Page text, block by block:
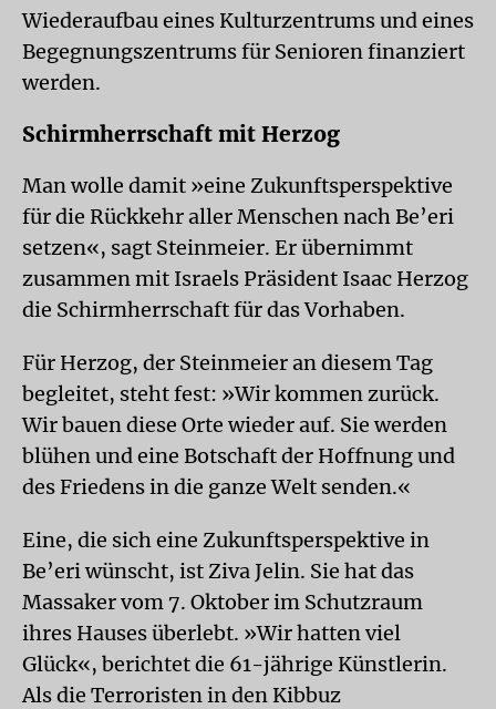
Wiederaufbau eines Kulturzentrums und eines
Begegnungszentrums für Senioren finanziert
werden.
Schirmherrschaft mit Herzog
Man wolle damit »eine Zukunftsperspektive
für die Rückkehr aller Menschen nach Be’eri
setzen«, sagt Steinmeier. Er übernimmt
zusammen mit Israels Präsident Isaac Herzog
die Schirmherrschaft für das Vorhaben.
Für Herzog, der Steinmeier an diesem Tag
begleitet, steht fest: »Wir kommen zurück.
Wir bauen diese Orte wieder auf. Sie werden
blühen und eine Botschaft der Hoffnung und
des Friedens in die ganze Welt senden.«
Eine, die sich eine Zukunftsperspektive in
Be’eri wünscht, ist Ziva Jelin. Sie hat das
Massaker vom 7. Oktober im Schutzraum
ihres Hauses überlebt. »Wir hatten viel
Glück«, berichtet die 61-jährige Künstlerin.
Als die Terroristen in den Kibbuz